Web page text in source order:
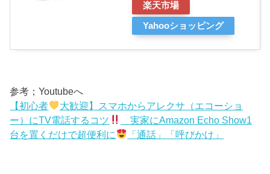
楽天市場
Yahooショッピング
参考；Youtubeへ
【初心者
大歓迎】スマホからアレクサ（エコーショ
ー）にTV電話するコツ
実家にAmazon Echo Show1
台を置くだけで超便利に
「通話」「呼びかけ」